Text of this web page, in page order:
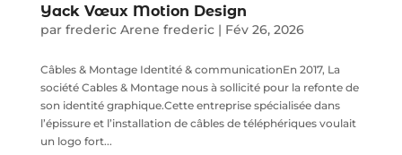
Yack Vœux Motion Design
par frederic Arene frederic| Fév 26, 2026
Câbles & Montage Identité & communicationEn 2017, La
société Cables & Montage nous à sollicité pour la refonte de
son identité graphique.Cette entreprise spécialisée dans
l’épissure et l’installation de câbles de téléphériques voulait
un logo fort...